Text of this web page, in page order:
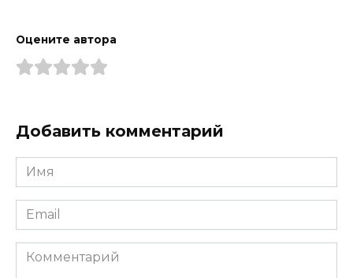
Оцените автора
Добавить комментарий
Имя
*
Email
*
Комментарий